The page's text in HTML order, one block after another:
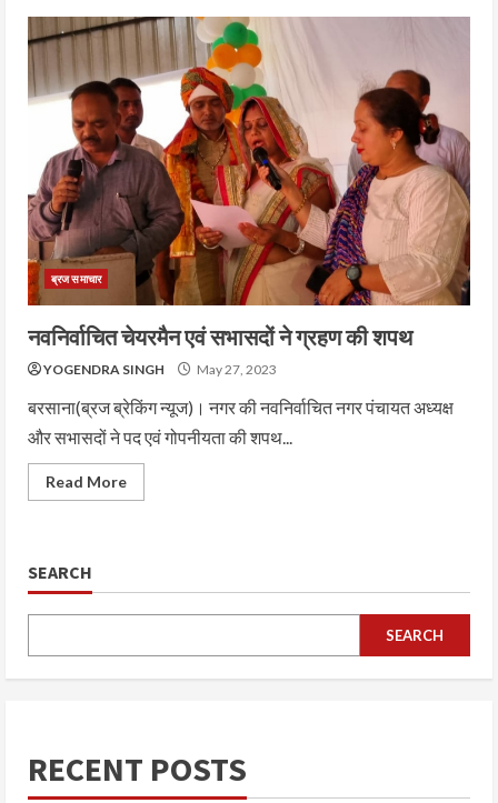
ब्रज समाचार
नवनिर्वाचित चेयरमैन एवं सभासदों ने ग्रहण की शपथ
YOGENDRA SINGH May 27, 2023
बरसाना(ब्रज ब्रेकिंग न्यूज)। नगर की नवनिर्वाचित नगर पंचायत अध्यक्ष
और सभासदों ने पद एवं गोपनीयता की शपथ...
Read More
SEARCH
SEARCH
RECENT POSTS